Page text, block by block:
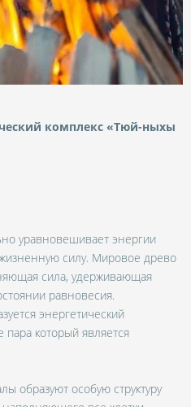
комплекс «Тюй-ныхы
уравновешивает энергии
силу. Мировое древо
сила, удерживающая
равновесия.
энергетический
который является
образуют особую структуру